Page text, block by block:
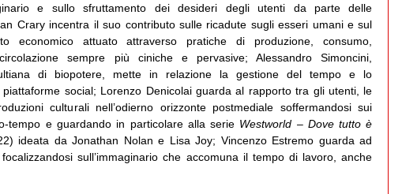
e sullo sfruttamento dei desideri degli utenti da parte delle
Crary incentra il suo contributo sulle ricadute sugli esseri umani e sul
economico attuato attraverso pratiche di produzione, consumo,
sempre più ciniche e pervasive; Alessandro Simoncini,
di biopotere, mette in relazione la gestione del tempo e lo
social; Lorenzo Denicolai guarda al rapporto tra gli utenti, le
culturali nell’odierno orizzonte postmediale soffermandosi sui
tempo e guardando in particolare alla serie Westworld – Dove tutto è
ideata da Jonathan Nolan e Lisa Joy; Vincenzo Estremo guarda ad
sull’immaginario che accomuna il tempo di lavoro, anche